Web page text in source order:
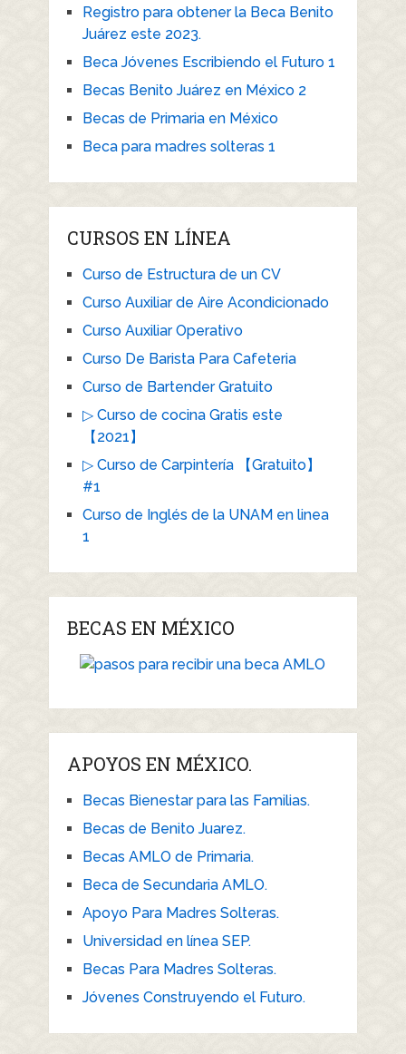
Registro para obtener la Beca Benito
Juárez este 2023.
Beca Jóvenes Escribiendo el Futuro 1
Becas Benito Juárez en México 2
Becas de Primaria en México
Beca para madres solteras 1
CURSOS EN LÍNEA
Curso de Estructura de un CV
Curso Auxiliar de Aire Acondicionado
Curso Auxiliar Operativo
Curso De Barista Para Cafeteria
Curso de Bartender Gratuito
▷ Curso de cocina Gratis este
【2021】
▷ Curso de Carpintería 【Gratuito】
#1
Curso de Inglés de la UNAM en linea
1
BECAS EN MÉXICO
APOYOS EN MÉXICO.
Becas Bienestar para las Familias.
Becas de Benito Juarez.
Becas AMLO de Primaria.
Beca de Secundaria AMLO.
Apoyo Para Madres Solteras.
Universidad en línea SEP.
Becas Para Madres Solteras.
Jóvenes Construyendo el Futuro.